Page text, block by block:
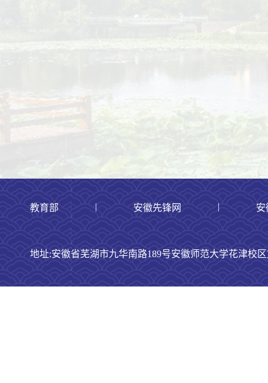
教育部 | 安徽先锋网 | 安
地址:安徽省芜湖市九华南路189号安徽师范大学花津校